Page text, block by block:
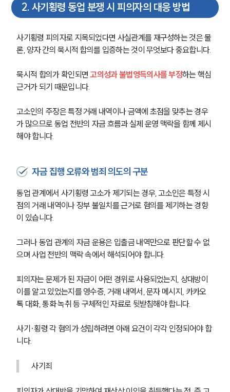
2. 사기횡령 동업 분쟁 시 피의자의 대응 방법
사기횡령 피의자로 지목되었다면 사실관계를 재구성하는 것은 물
론, 양자 간의 묵시적 합의를 입증하는 것이 무엇보다 중요합니다.
묵시적 합의가 확인되면 고의성과 불법영득의사를 부정하는 핵심
근거가 되기 때문입니다.
고소인의 주장은 특정 거래 내역이나 금액에 초점을 맞추는 경우
가 많으므로 동업 전반의 자금 흐름과 실제 운영 맥락을 함께 제시
해야 합니다.
자금 집행 오류와 범죄 의도의 구분
동업 관계에서 사기횡령 고소가 제기되는 경우, 고소인은 특정 시
점의 거래 내역이나 장부 불일치를 근거로 혐의를 제기하는 경향
이 있습니다.
그러나 동업 관계의 자금 운용은 입출금 내역만으로 판단할 수 없
으며 사업 전반의 맥락 속에서 해석되어야 합니다.
피의자는 문제가 된 자금이 어떤 경위로 사용되었는지, 상대방이
이를 알고 있었는지를 영수증, 거래 내역서, 문자 메시지, 카카오
톡 대화, 통화 녹취 등 구체적인 자료로 뒷받침해야 합니다.
사기·횡령 각 혐의가 성립하려면 아래 요건이 각각 인정되어야 합
니다.
사기죄